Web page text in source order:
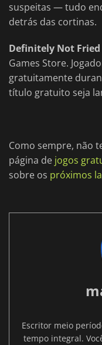
suspeitas — tudo
detrás das cortinas.
Definitely Not Fried
Games Store.
gratuitamente
título gratuito seja
Como sempre, não
página de jogos
sobre os próximos
Escritor meio
tempo integral.